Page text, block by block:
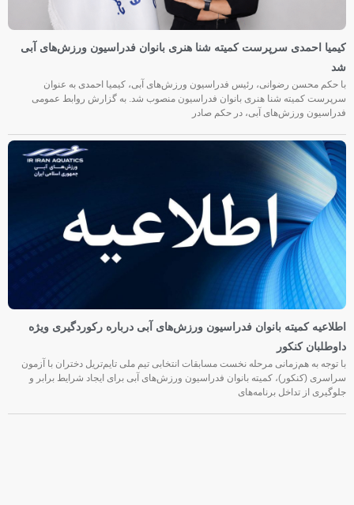
کیمیا احمدی سرپرست کمیته شنا هنری بانوان فدراسیون ورزش‌های آبی
شد
با حکم محسن رضوانی، رئیس فدراسیون ورزش‌های آبی، کیمیا احمدی به عنوان
سرپرست کمیته شنا هنری بانوان فدراسیون منصوب شد. به گزارش روابط عمومی
فدراسیون ورزش‌های آبی، در حکم صادر
اطلاعیه کمیته بانوان فدراسیون ورزش‌های آبی درباره رکوردگیری ویژه
داوطلبان کنکور
با توجه به هم‌زمانی مرحله نخست مسابقات انتخابی تیم ملی تایم‌تریل دختران با آزمون
سراسری (کنکور)، کمیته بانوان فدراسیون ورزش‌های آبی برای ایجاد شرایط برابر و
جلوگیری از تداخل برنامه‌های